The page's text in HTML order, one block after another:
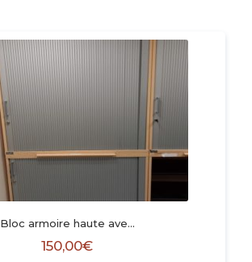
Bloc armoire haute ave…
150,00€